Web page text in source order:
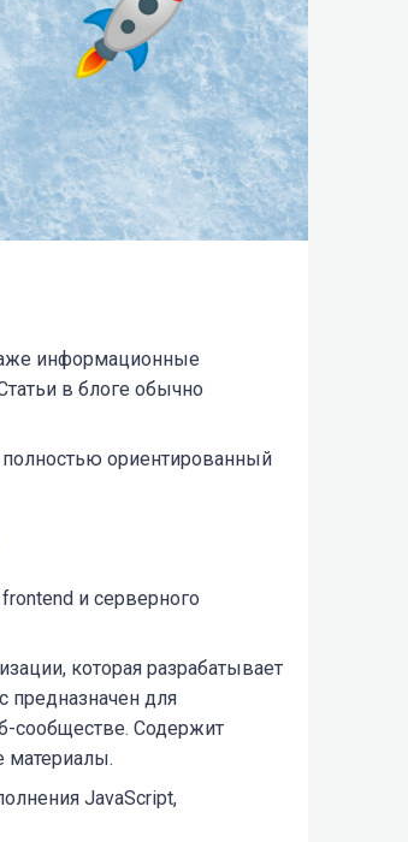
информационные
в блоге обычно
ориентированный
и серверного
которая разрабатывает
предназначен для
сообществе. Содержит
материалы.
JavaScript,